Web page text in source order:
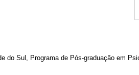
do Sul, Programa de Pós-graduação em